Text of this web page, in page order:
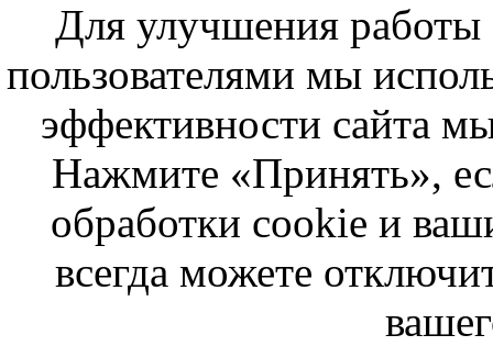
Для улучшения работы
пользователями мы
эффективности сайта
Нажмите «Принять»,
обработки cookie и
всегда можете